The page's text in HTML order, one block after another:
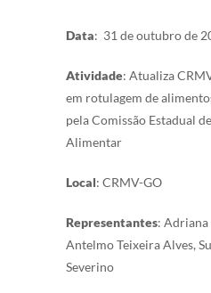
Data: 31 de outubro de
Atividade: Atualiza
em rotulagem de
pela Comissão Estadual
Alimentar
Local: CRMV-GO
Representantes: Adriana
Antelmo Teixeira Alves,
Severino